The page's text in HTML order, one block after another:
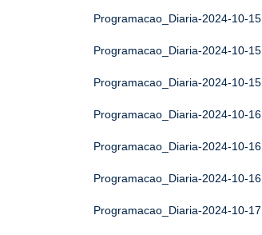
Programacao_Diaria-2024-10-15
Programacao_Diaria-2024-10-15
Programacao_Diaria-2024-10-15
Programacao_Diaria-2024-10-16
Programacao_Diaria-2024-10-16
Programacao_Diaria-2024-10-16
Programacao_Diaria-2024-10-17